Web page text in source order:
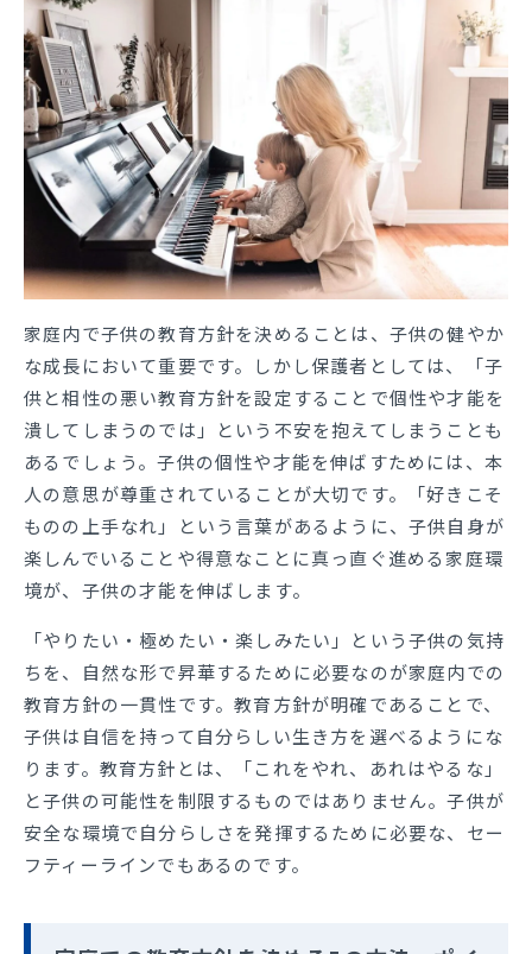
家庭内で子供の教育方針を決めることは、子供の健やか
な成長において重要です。しかし保護者としては、「子
供と相性の悪い教育方針を設定することで個性や才能を
潰してしまうのでは」という不安を抱えてしまうことも
あるでしょう。子供の個性や才能を伸ばすためには、本
人の意思が尊重されていることが大切です。「好きこそ
ものの上手なれ」という言葉があるように、子供自身が
楽しんでいることや得意なことに真っ直ぐ進める家庭環
境が、子供の才能を伸ばします。
「やりたい・極めたい・楽しみたい」という子供の気持
ちを、自然な形で昇華するために必要なのが家庭内での
教育方針の一貫性です。教育方針が明確であることで、
子供は自信を持って自分らしい生き方を選べるようにな
ります。教育方針とは、「これをやれ、あれはやるな」
と子供の可能性を制限するものではありません。子供が
安全な環境で自分らしさを発揮するために必要な、セー
フティーラインでもあるのです。